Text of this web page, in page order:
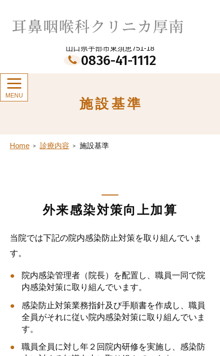
山口県宇部市東須恵751-18
0836-41-1112
Home 診療内容 施設基準
施設基準
外来感染対策向上加算
当院では下記の院内感染防止対策を取り組んでいま
す。
院内感染管理者（院長）を配置し、職員一同で院
内感染対策に取り組んでいます。
感染防止対策業務指針及び手順書を作成し、職員
全員がそれに従い院内感染対策に取り組んでいま
す。
職員全員に対し年２回院内研修を実施し、感染防